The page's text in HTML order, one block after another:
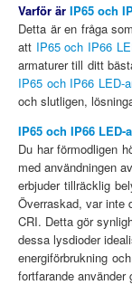
Varför är IP65 och
Detta är en fråga
att IP65 och IP66
armaturer till ditt
IP65 och IP66 LED-
och slutligen,
IP65 och IP66 LED-
Du har förmodligen
med användningen
erbjuder tillräcklig
Överraskad, var inte
CRI. Detta gör
dessa lysdioder
energiförbrukning
fortfarande använder